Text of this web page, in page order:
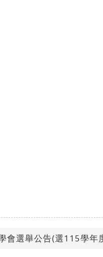
會選舉公告(選115學年